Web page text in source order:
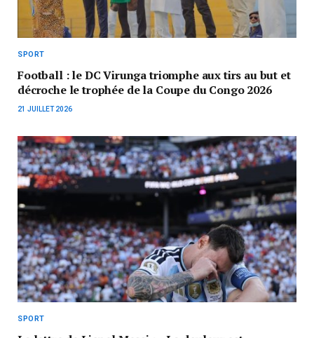
SPORT
Football : le DC Virunga triomphe aux tirs au but et
décroche le trophée de la Coupe du Congo 2026
21 JUILLET 2026
SPORT